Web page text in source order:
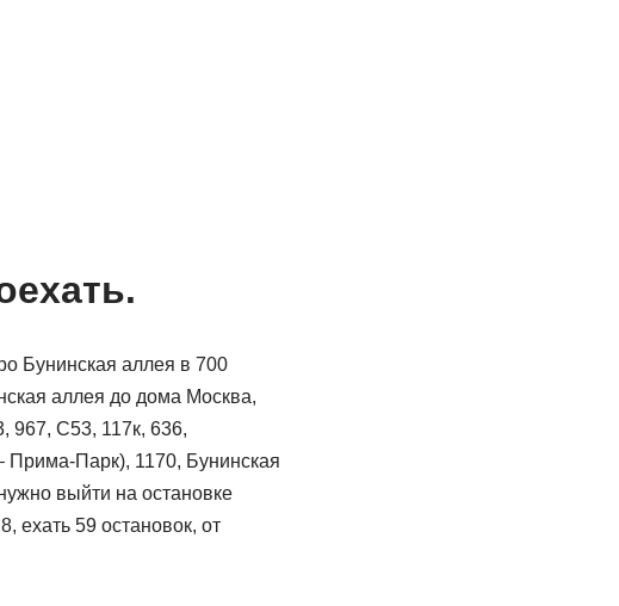
Бунинская аллея в 700
аллея до дома Москва,
967, С53, 117к, 636,
Прима-Парк), 1170, Бунинская
выйти на остановке
ехать 59 остановок, от